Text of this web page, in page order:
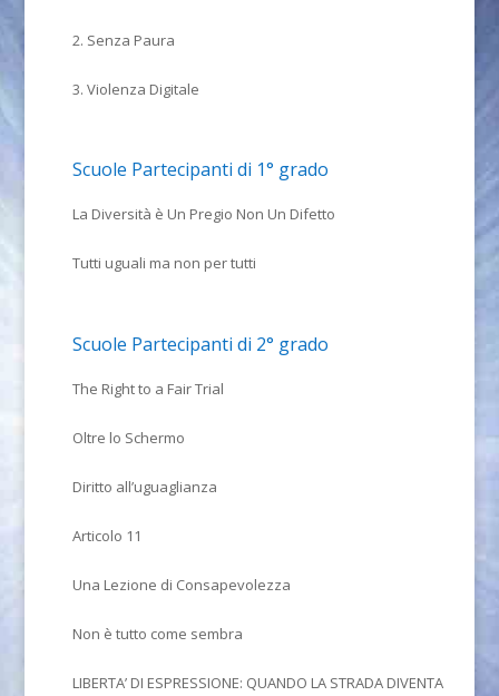
2. Senza Paura
3. Violenza Digitale
Scuole Partecipanti di 1° grado
La Diversità è Un Pregio Non Un Difetto
Tutti uguali ma non per tutti
Scuole Partecipanti di 2° grado
The Right to a Fair Trial
Oltre lo Schermo
Diritto all’uguaglianza
Articolo 11
Una Lezione di Consapevolezza
Non è tutto come sembra
LIBERTA’ DI ESPRESSIONE: QUANDO LA STRADA DIVENTA